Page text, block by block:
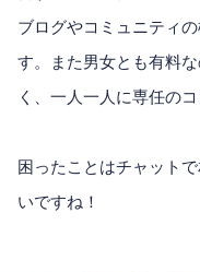
ブログやコミュニティの
す。また男女とも有料
く、一人一人に専任の
困ったことはチャット
いですね！